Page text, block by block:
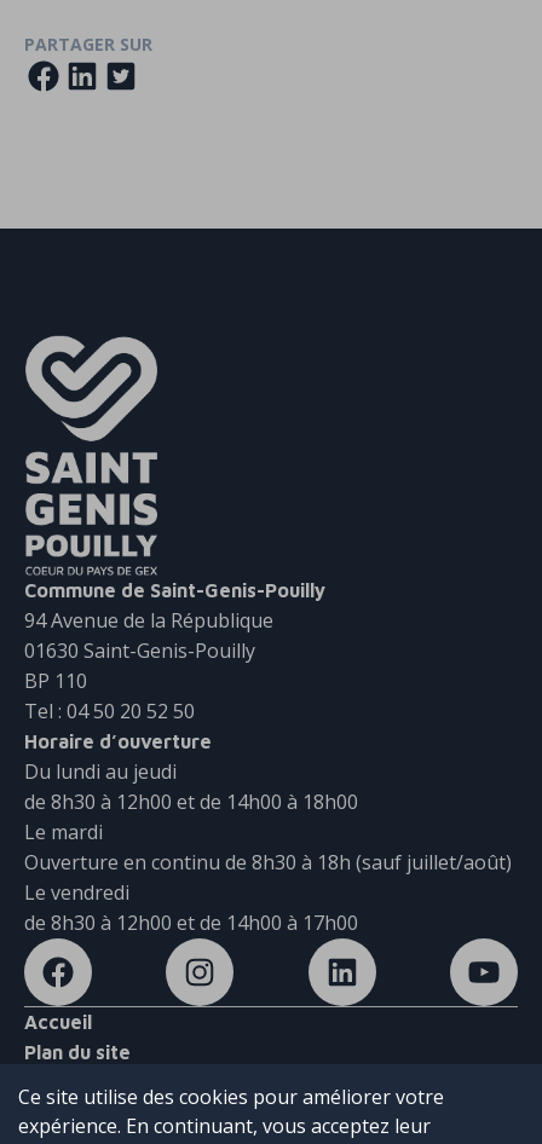
PARTAGER SUR
Commune de Saint-Genis-Pouilly
94 Avenue de la République
01630 Saint-Genis-Pouilly
BP 110
Tel : 04 50 20 52 50
Horaire d’ouverture
Du lundi au jeudi
de 8h30 à 12h00 et de 14h00 à 18h00
Le mardi
Ouverture en continu de 8h30 à 18h (sauf juillet/août)
Le vendredi
de 8h30 à 12h00 et de 14h00 à 17h00
Accueil
Plan du site
Politique de confidentialité
Ce site utilise des cookies pour améliorer votre
expérience. En continuant, vous acceptez leur